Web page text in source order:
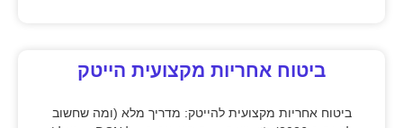
ביטוח אחריות מקצועית הייטק
ביטוח אחריות מקצועית להייטק: מדריך מלא (ומה שחשוב